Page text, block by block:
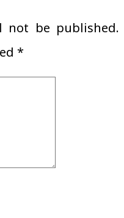
not be published.
*